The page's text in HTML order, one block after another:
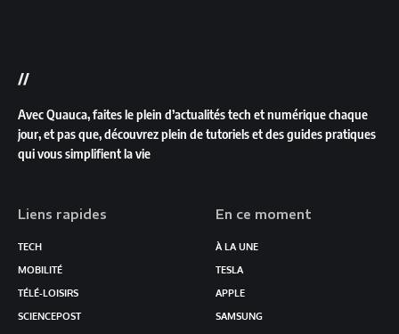
//
Avec Quauca, faites le plein d’actualités tech et numérique chaque
jour, et pas que, découvrez plein de tutoriels et des guides pratiques
qui vous simplifient la vie
Liens rapides
TECH
MOBILITÉ
TÉLÉ-LOISIRS
SCIENCEPOST
En ce moment
À LA UNE
TESLA
APPLE
SAMSUNG